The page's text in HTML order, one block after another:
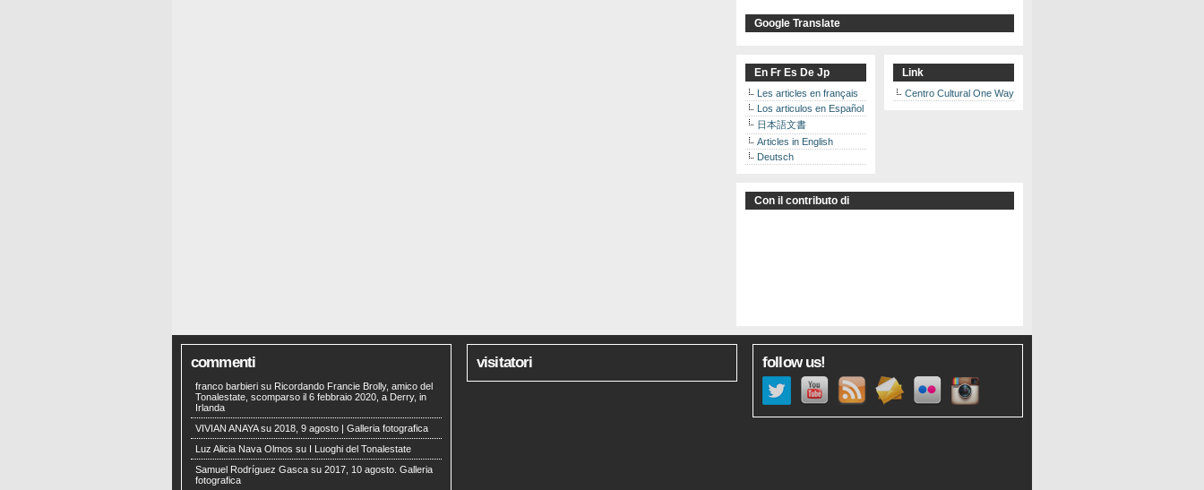
Google Translate
En Fr Es De Jp
Les articles en français
Los articulos en Español
日本語文書
Articles in English
Deutsch
Link
Centro Cultural One Way
Con il contributo di
commenti
franco barbieri su Ricordando Francie Brolly, amico del
Tonalestate, scomparso il 6 febbraio 2020, a Derry, in
Irlanda
VIVIAN ANAYAsu 2018, 9 agosto | Galleria fotografica
Luz Alicia Nava Olmos su
I Luoghi del Tonalestate
Samuel Rodríguez Gasca su 2017, 10 agosto. Galleria
fotografica
visitatori follow us!